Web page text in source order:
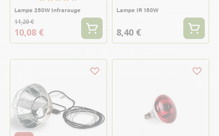
Lampe 250W Infrarouge
11,20 €
10,08 €
Lampe IR 150W
8,40 €